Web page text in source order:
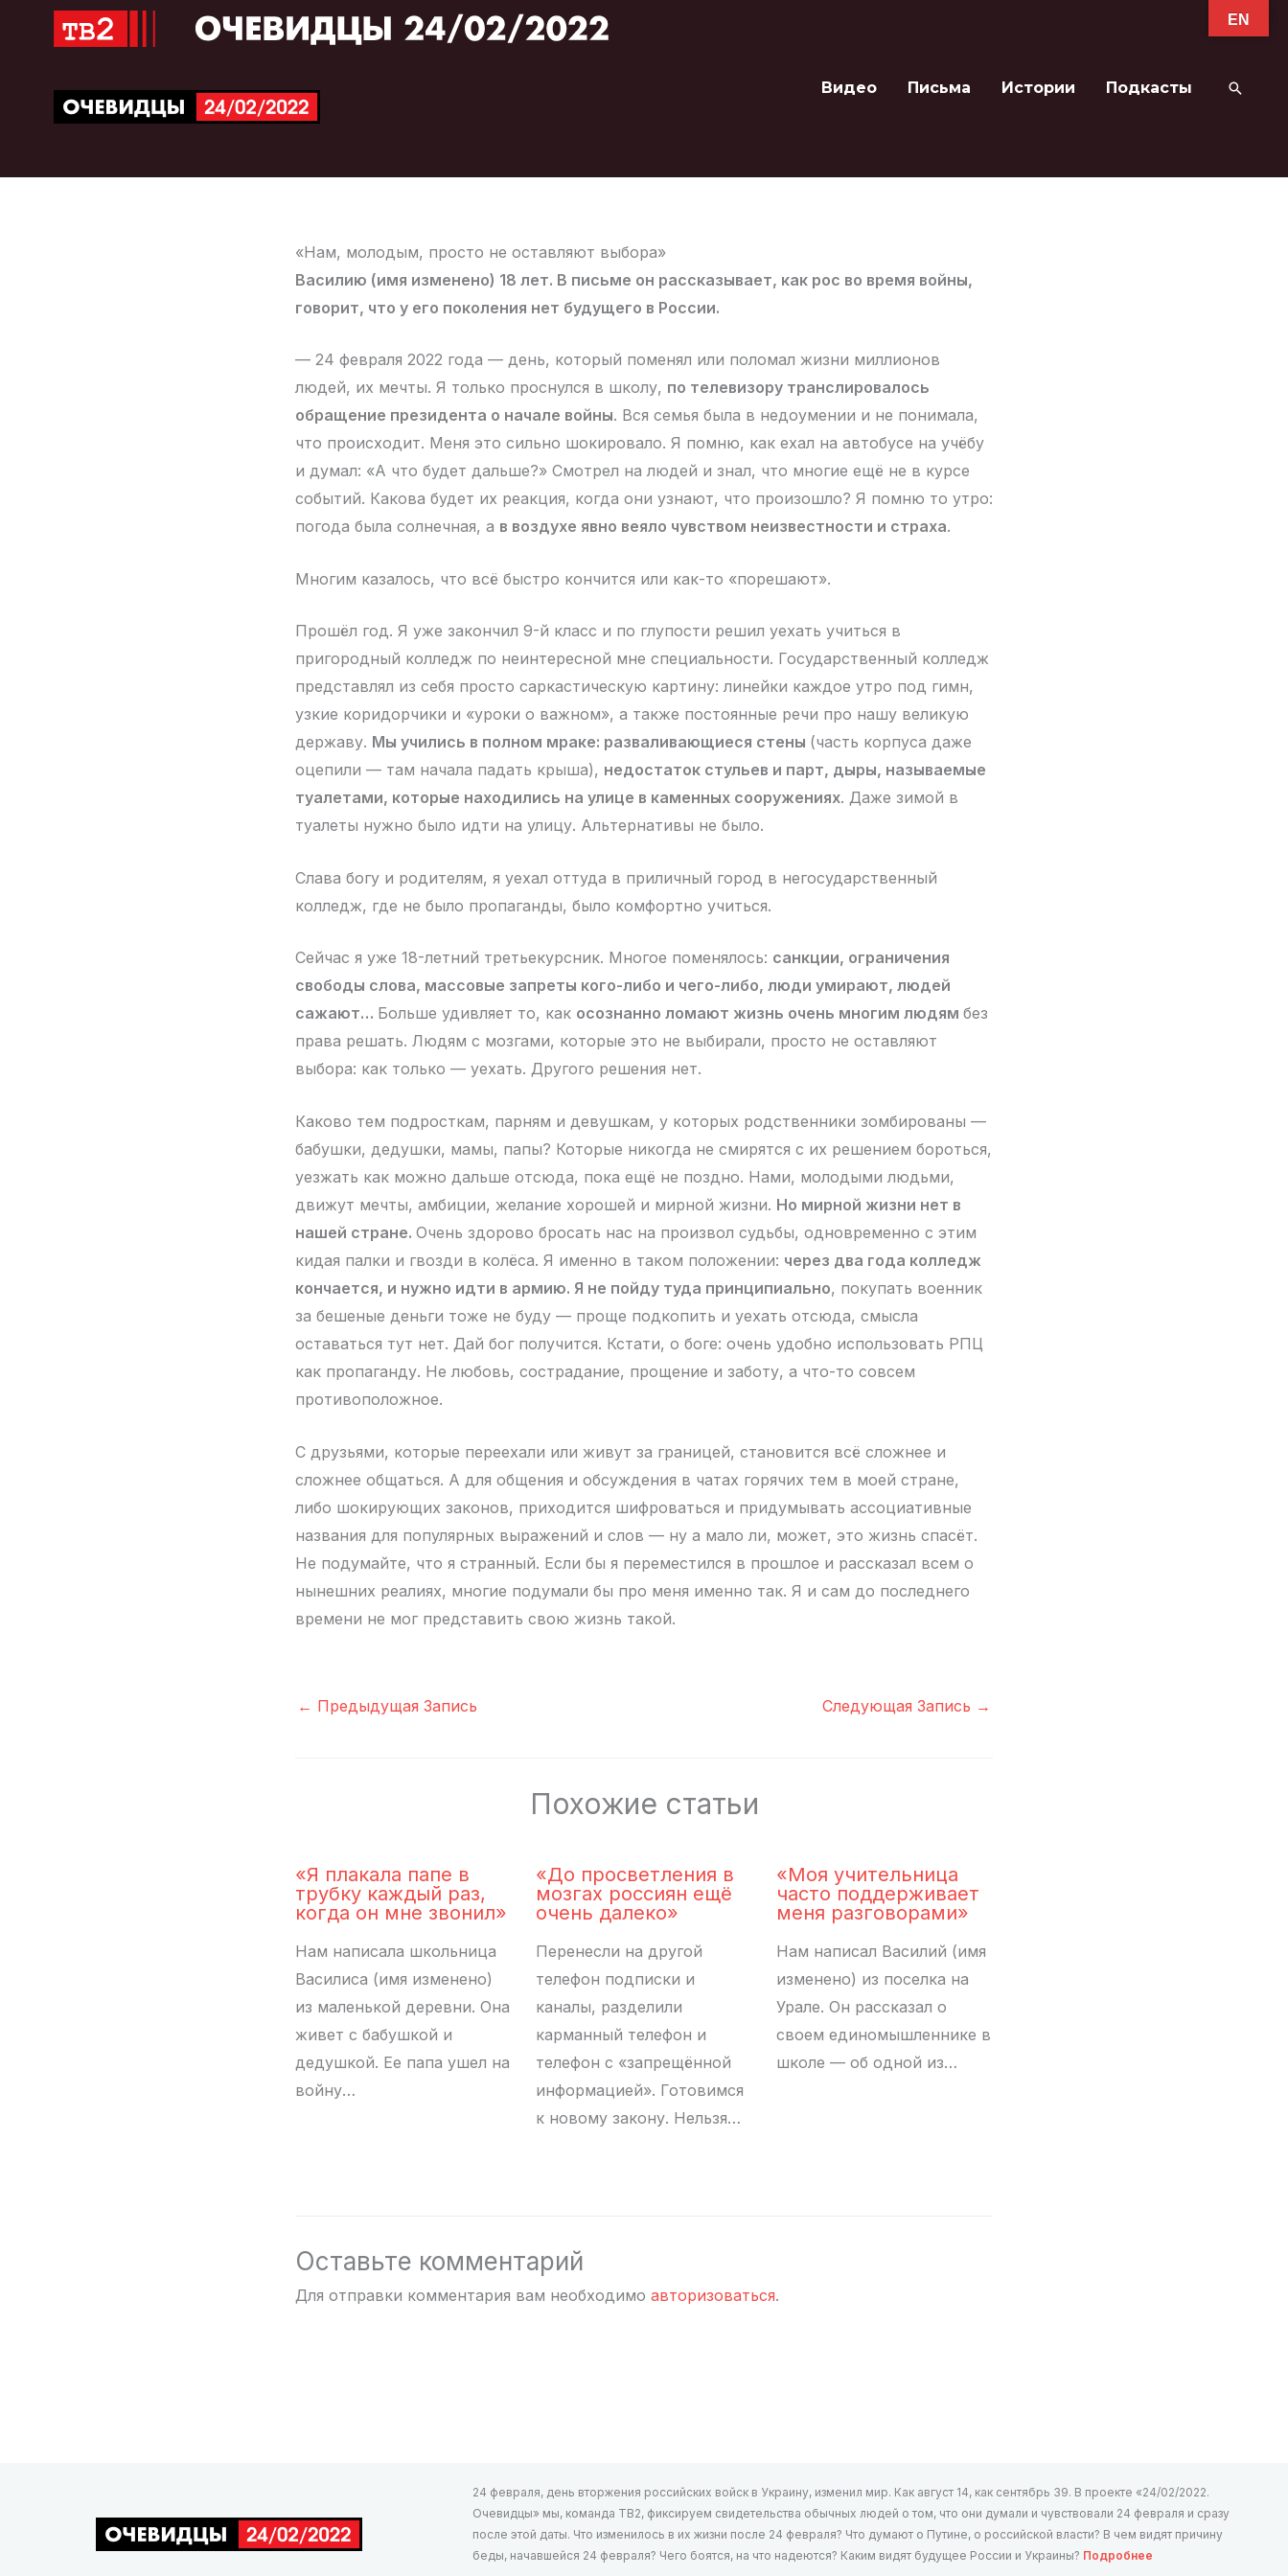
Перейти
Видео Письма Истории Подкасты Поиск
«Нам, молодым, просто не оставляют выбора»
Василию (имя изменено) 18 лет. В письме он рассказывает, как рос во время войны,
говорит, что у его поколения нет будущего в России.
— 24 февраля 2022 года — день, который поменял или поломал жизни миллионов
людей, их мечты. Я только проснулся в школу, по телевизору транслировалось
обращение президента о начале войны. Вся семья была в недоумении и не понимала,
что происходит. Меня это сильно шокировало. Я помню, как ехал на автобусе на учёбу
и думал: «А что будет дальше?» Смотрел на людей и знал, что многие ещё не в курсе
событий. Какова будет их реакция, когда они узнают, что произошло? Я помню то утро:
погода была солнечная, а в воздухе явно веяло чувством неизвестности и страха.
Многим казалось, что всё быстро кончится или как-то «порешают».
Прошёл год. Я уже закончил 9-й класс и по глупости решил уехать учиться в
пригородный колледж по неинтересной мне специальности. Государственный колледж
представлял из себя просто саркастическую картину: линейки каждое утро под гимн,
узкие коридорчики и «уроки о важном», а также постоянные речи про нашу великую
державу. Мы учились в полном мраке: разваливающиеся стены (часть корпуса даже
оцепили — там начала падать крыша), недостаток стульев и парт, дыры, называемые
туалетами, которые находились на улице в каменных сооружениях. Даже зимой в
туалеты нужно было идти на улицу. Альтернативы не было.
Слава богу и родителям, я уехал оттуда в приличный город в негосударственный
колледж, где не было пропаганды, было комфортно учиться.
Сейчас я уже 18-летний третьекурсник. Многое поменялось: санкции, ограничения
свободы слова, массовые запреты кого-либо и чего-либо, люди умирают, людей
сажают… Больше удивляет то, как осознанно ломают жизнь очень многим людям без
права решать. Людям с мозгами, которые это не выбирали, просто не оставляют
выбора: как только — уехать. Другого решения нет.
Каково тем подросткам, парням и девушкам, у которых родственники зомбированы —
бабушки, дедушки, мамы, папы? Которые никогда не смирятся с их решением бороться,
уезжать как можно дальше отсюда, пока ещё не поздно. Нами, молодыми людьми,
движут мечты, амбиции, желание хорошей и мирной жизни. Но мирной жизни нет в
нашей стране. Очень здорово бросать нас на произвол судьбы, одновременно с этим
кидая палки и гвозди в колёса. Я именно в таком положении: через два года колледж
кончается, и нужно идти в армию. Я не пойду туда принципиально, покупать военник
за бешеные деньги тоже не буду — проще подкопить и уехать отсюда, смысла
оставаться тут нет. Дай бог получится. Кстати, о боге: очень удобно использовать РПЦ
как пропаганду. Не любовь, сострадание, прощение и заботу, а что-то совсем
противоположное.
С друзьями, которые переехали или живут за границей, становится всё сложнее и
сложнее общаться. А для общения и обсуждения в чатах горячих тем в моей стране,
либо шокирующих законов, приходится шифроваться и придумывать ассоциативные
названия для популярных выражений и слов — ну а мало ли, может, это жизнь спасёт.
Не подумайте, что я странный. Если бы я переместился в прошлое и рассказал всем о
нынешних реалиях, многие подумали бы про меня именно так. Я и сам до последнего
времени не мог представить свою жизнь такой.
← Предыдущая Запись Следующая Запись →
Похожие статьи
«Я плакала папе в
трубку каждый раз,
когда он мне звонил»
Нам написала школьница
Василиса (имя изменено)
из маленькой деревни. Она
живет с бабушкой и
дедушкой. Ее папа ушел на
войну…
«До просветления в
мозгах россиян ещё
очень далеко»
Перенесли на другой
телефон подписки и
каналы, разделили
карманный телефон и
телефон с «запрещённой
информацией». Готовимся
к новому закону. Нельзя…
«Моя учительница
часто поддерживает
меня разговорами»
Нам написал Василий (имя
изменено) из поселка на
Урале. Он рассказал о
своем единомышленнике в
школе — об одной из…
Оставьте комментарий
Для отправки комментария вам необходимо авторизоваться.
24 февраля, день вторжения российских войск в Украину, изменил мир. Как август 14, как сентябрь 39. В проекте «24/02/2022.
Очевидцы» мы, команда ТВ2, фиксируем свидетельства обычных людей о том, что они думали и чувствовали 24 февраля и сразу
после этой даты. Что изменилось в их жизни после 24 февраля? Что думают о Путине, о российской власти? В чем видят причину
беды, начавшейся 24 февраля? Чего боятся, на что надеются? Каким видят будущее России и Украины? Подробнее
EN